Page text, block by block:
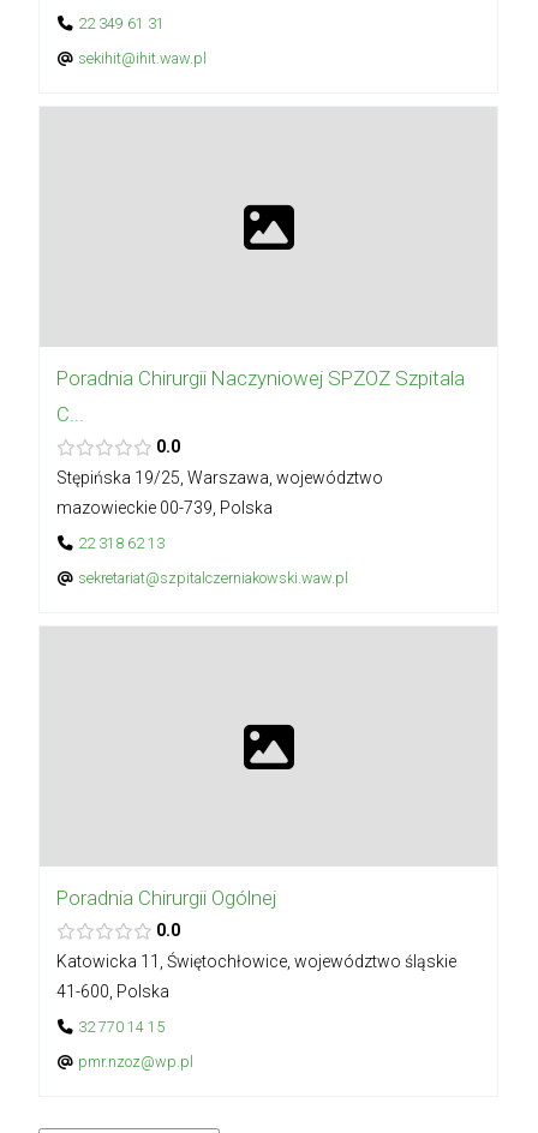
22 349 61 31
sekihit@ihit.waw.pl
Poradnia Chirurgii Naczyniowej SPZOZ Szpitala
C...
0.0
Stępińska 19/25, Warszawa, województwo
mazowieckie 00-739, Polska
22 318 62 13
sekretariat@szpitalczerniakowski.waw.pl
Poradnia Chirurgii Ogólnej
0.0
Katowicka 11, Świętochłowice, województwo śląskie
41-600, Polska
32 770 14 15
pmr.nzoz@wp.pl